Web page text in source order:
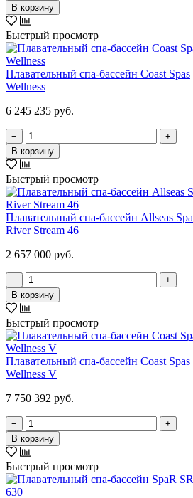
В корзину
Быстрый просмотр
Плавательный спа-бассейн Coast Spas
Wellness
6 245 235 руб.
−
+
В корзину
Быстрый просмотр
Плавательный спа-бассейн Allseas Spa
River Stream 46
2 657 000 руб.
−
+
В корзину
Быстрый просмотр
Плавательный спа-бассейн Coast Spas
Wellness V
7 750 392 руб.
−
+
В корзину
Быстрый просмотр